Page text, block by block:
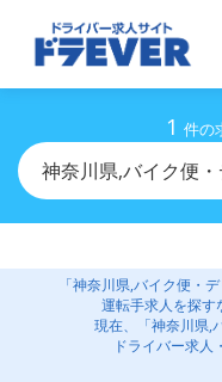
1 件の
神奈川県,バイク便
「神奈川県,バイク便・
運転手求人を探す
現在、「神奈川県,
ドライバー求人